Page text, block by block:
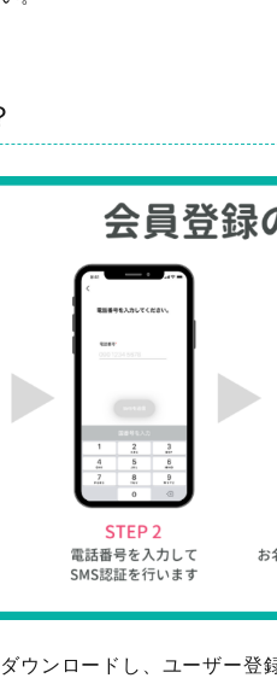
ウンロードし、ユーザー登